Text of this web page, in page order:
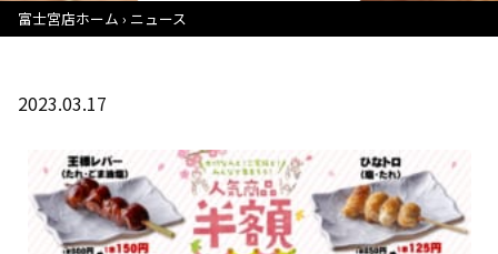
富士宮店ホーム ニュース
2023.03.17